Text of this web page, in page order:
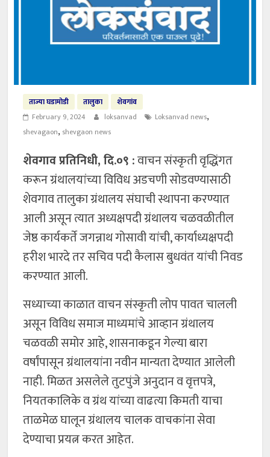
ताज्या घडामोडी तालुका
शेवगांव
February 9, 2024
loksanvad Loksanvad news,
shevagaon, shevgaon news
शेवगाव प्रतिनिधी, दि.०९ :वाचन संस्कृती वृद्धिंगत
करून ग्रंथालयांच्या विविध अडचणी सोडवण्यासाठी
शेवगाव तालुका ग्रंथालय संघाची स्थापना करण्यात
आली असून त्यात अध्यक्षपदी ग्रंथालय चळवळीतील
जेष्ठ कार्यकर्ते जगन्नाथ गोसावी यांची, कार्याध्यक्षपदी
हरीश भारदे तर सचिव पदी कैलास बुधवंत यांची निवड
करण्यात आली.
सध्याच्या काळात वाचन संस्कृती लोप पावत चालली
असून विविध समाज माध्यमांचे आव्हान ग्रंथालय
चळवळी समोर आहे, शासनाकडून गेल्या बारा
वर्षांपासून ग्रंथालयांना नवीन मान्यता देण्यात आलेली
नाही. मिळत असलेले तुटपुंजे अनुदान व वृत्तपत्रे,
नियतकालिके व ग्रंथ यांच्या वाढत्या किमती याचा
ताळमेळ घालून ग्रंथालय चालक वाचकांना सेवा
देण्याचा प्रयत्न करत आहेत.